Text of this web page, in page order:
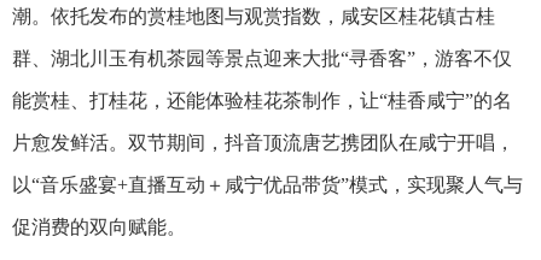
潮。依托发布的赏桂地图与观赏指数，咸安区桂花镇古桂
群 、湖北川玉有机茶园等景点迎来大批“寻香客”，游客不仅
能赏桂、打桂花，还能体验桂花茶制作，让“桂香咸宁”的名
片愈发鲜活。双节期间，抖音顶流唐艺携团队在咸宁开唱，
以“音乐盛宴+直播互动＋咸宁优品带货”模式，实现聚人气与
促消费的双向赋能。